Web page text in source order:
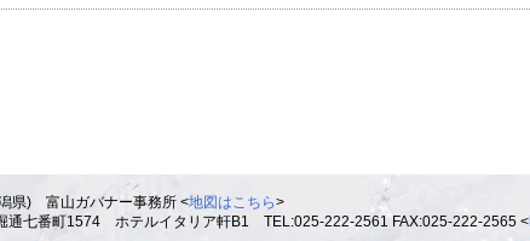
県) 富山ガバナー事務所 <地図はこちら>
七番町1574 ホテルイタリア軒B1 TEL:025-222-2561 FAX:025-222-2565 <